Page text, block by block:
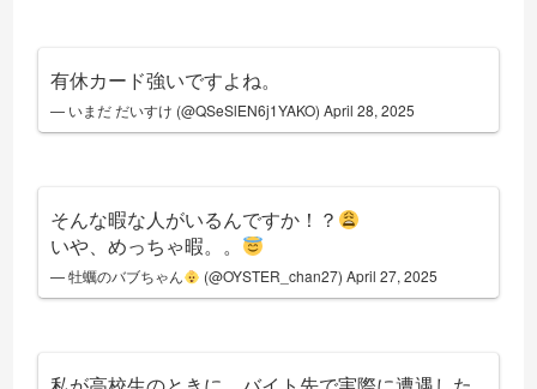
有休カード強いですよね。
— いまだ だいすけ (@QSeSlEN6j1YAKO)April 28, 2025
そんな暇な人がいるんですか！？
いや、めっちゃ暇。。
— 牡蠣のバブちゃん (@OYSTER_chan27) April 27, 2025